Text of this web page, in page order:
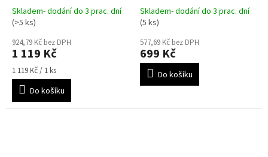
Skladem- dodání do 3 prac. dní
(>5 ks)
924,79 Kč bez DPH
1 119 Kč
Měrná
cena:
1 119 Kč / 1 ks
Do košíku
Skladem- dodání do 3 prac. dní
(5 ks)
577,69 Kč bez DPH
699 Kč
Do košíku